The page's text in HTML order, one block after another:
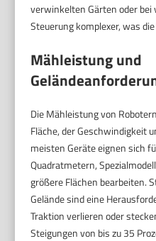
verwinkelten Gärten oder
Steuerung komplexer, was
Mähleistung und
Die Mähleistung von
Fläche, der Geschwindigkeit
meisten Geräte eignen sich
Quadratmetern,
größere Flächen bearbeiten.
Gelände sind eine
Traktion verlieren oder
Steigungen von bis zu 35